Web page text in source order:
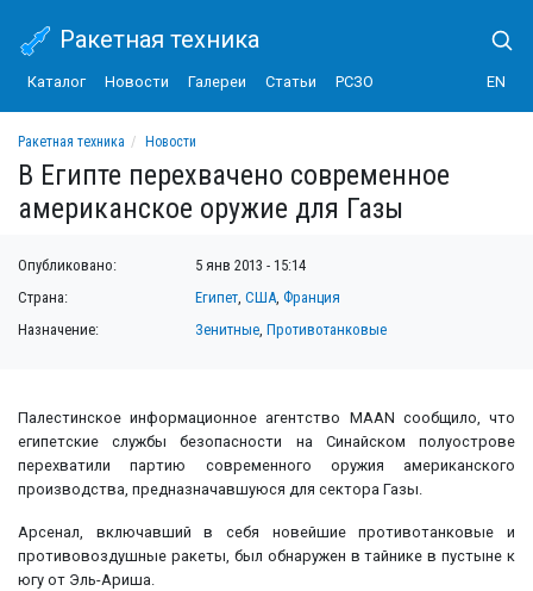
Ракетная техника
Каталог Новости Галереи Статьи РСЗО EN
Ракетная техника
Новости
В Египте перехвачено современное американское оружие для Газы
В Египте перехвачено современное
американское оружие для Газы
Опубликовано:
5 янв 2013 - 15:14
Страна:
Египет,США, Франция
Назначение:
Зенитные,Противотанковые
Палестинское информационное агентство MAAN сообщило, что
египетские службы безопасности на Синайском полуострове
перехватили партию современного оружия американского
производства, предназначавшуюся для сектора Газы.
Арсенал, включавший в себя новейшие противотанковые и
противовоздушные ракеты, был обнаружен в тайнике в пустыне к
югу от Эль-Ариша.